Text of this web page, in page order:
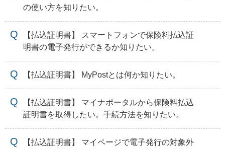
の使い方を知りたい。
【払込証明書】 スマートフォンで保険料払込証
明書の電子発行ができるか知りたい。
【払込証明書】 MyPostとは何か知りたい。
【払込証明書】 マイナポータルから保険料払込
証明書を取得したい。手続方法を知りたい。
【払込証明書】 マイページで電子発行の対象外